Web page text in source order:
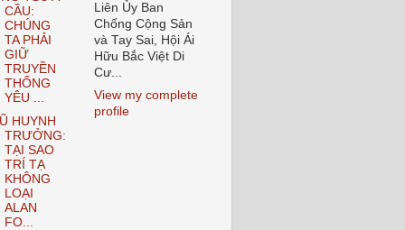
CẦU:
CHÚNG
TA PHẢI
GIỮ
TRUYỀN
THỐNG
YÊU ...
HUYNH
TRƯỞNG:
TẠI SAO
TRÍ TẠ
KHÔNG
LOẠI
ALAN
FO...
Liên Ủy Ban
Chống Cộng Sản
và Tay Sai, Hội Ái
Hữu Bắc Việt Di
Cư...
View my complete
profile